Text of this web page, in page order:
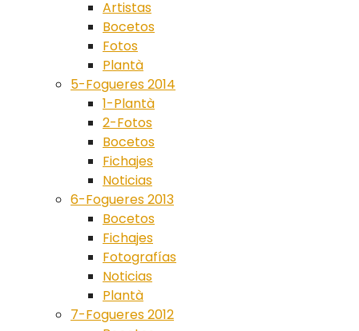
Artistas
Bocetos
Fotos
Plantà
5-Fogueres 2014
1-Plantà
2-Fotos
Bocetos
Fichajes
Noticias
6-Fogueres 2013
Bocetos
Fichajes
Fotografías
Noticias
Plantà
7-Fogueres 2012